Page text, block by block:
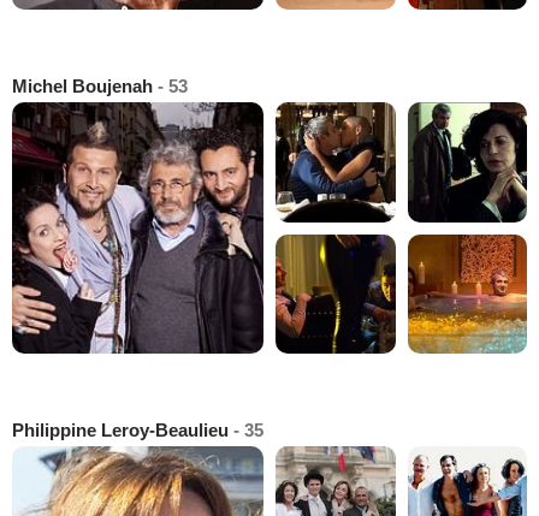
Michel Boujenah - 53
Philippine Leroy-Beaulieu - 35